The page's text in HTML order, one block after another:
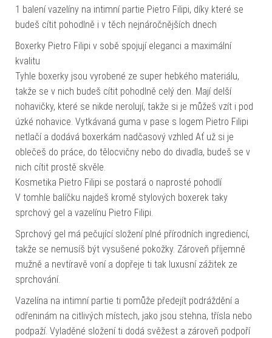
1 balení vazelíny na intimní partie Pietro Filipi, díky které se
budeš cítit pohodlně i v těch nejnáročnějších dnech
Boxerky Pietro Filipi v sobě spojují eleganci a maximální
kvalitu
Tyhle boxerky jsou vyrobené ze super hebkého materiálu,
takže se v nich budeš cítit pohodlně celý den. Mají delší
nohavičky, které se nikde nerolují, takže si je můžeš vzít i pod
úzké nohavice. Vytkávaná guma v pase s logem Pietro Filipi
netlačí a dodává boxerkám nadčasový vzhled Ať už si je
oblečeš do práce, do tělocvičny nebo do divadla, budeš se v
nich cítit prostě skvěle.
Kosmetika Pietro Filipi se postará o naprosté pohodlí
V tomhle balíčku najdeš kromě stylových boxerek taky
sprchový gel a vazelínu Pietro Filipi.
Sprchový gel má pečující složení plné přírodních ingrediencí,
takže se nemusíš být vysušené pokožky. Zároveň příjemně
mužně a nevtíravě voní a dopřeje ti tak luxusní zážitek ze
sprchování.
Vazelína na intimní partie ti pomůže předejít podráždění a
odřeninám na citlivých místech, jako jsou stehna, třísla nebo
podpaží. Vyladěné složení ti dodá svěžest a zároveň podpoří